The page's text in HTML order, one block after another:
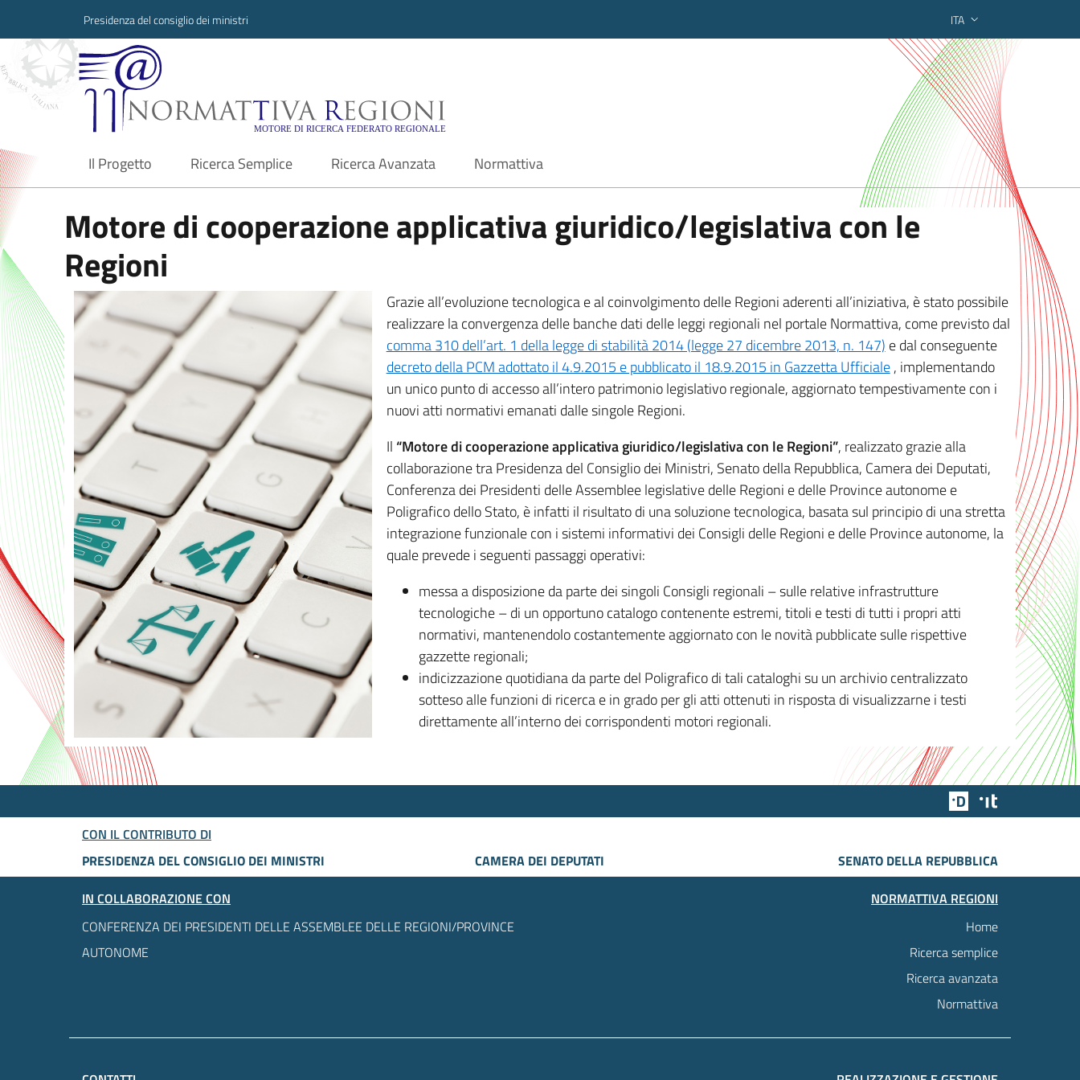
Presidenza del consiglio dei ministri ITA
Normattiva Regioni - Motore di ricerca federato regionale
Il Progetto
current Ricerca Semplice Ricerca Avanzata Normattiva
Motore di cooperazione applicativa giuridico/legislativa con le
Regioni
Grazie all’evoluzione tecnologica e al coinvolgimento delle Regioni aderenti all’iniziativa, è stato possibile
realizzare la convergenza delle banche dati delle leggi regionali nel portale Normattiva, come previsto dal
comma 310 dell’art. 1 della legge di stabilità 2014 (legge 27 dicembre 2013, n. 147) e dal conseguente
decreto della PCM adottato il 4.9.2015 e pubblicato il 18.9.2015 in Gazzetta Ufficiale, implementando
un unico punto di accesso all’intero patrimonio legislativo regionale, aggiornato tempestivamente con i
nuovi atti normativi emanati dalle singole Regioni.
Il “Motore di cooperazione applicativa giuridico/legislativa con le Regioni”, realizzato grazie alla
collaborazione tra Presidenza del Consiglio dei Ministri, Senato della Repubblica, Camera dei Deputati,
Conferenza dei Presidenti delle Assemblee legislative delle Regioni e delle Province autonome e
Poligrafico dello Stato, è infatti il risultato di una soluzione tecnologica, basata sul principio di una stretta
integrazione funzionale con i sistemi informativi dei Consigli delle Regioni e delle Province autonome, la
quale prevede i seguenti passaggi operativi:
messa a disposizione da parte dei singoli Consigli regionali – sulle relative infrastrutture
tecnologiche – di un opportuno catalogo contenente estremi, titoli e testi di tutti i propri atti
normativi, mantenendolo costantemente aggiornato con le novità pubblicate sulle rispettive
gazzette regionali;
indicizzazione quotidiana da parte del Poligrafico di tali cataloghi su un archivio centralizzato
sotteso alle funzioni di ricerca e in grado per gli atti ottenuti in risposta di visualizzarne i testi
direttamente all’interno dei corrispondenti motori regionali.
Team Digitale
CON IL CONTRIBUTO DI
PRESIDENZA DEL CONSIGLIO DEI MINISTRI
CAMERA DEI DEPUTATI
SENATO DELLA REPUBBLICA
IN COLLABORAZIONE CON
CONFERENZA DEI PRESIDENTI DELLE ASSEMBLEE DELLE REGIONI/PROVINCE
AUTONOME
NORMATTIVA REGIONI
Home
Ricerca semplice
Ricerca avanzata
Normattiva